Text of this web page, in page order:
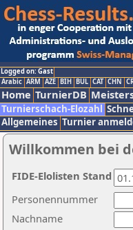
Logged on: Gast
Arabic ARM AZE BIH BUL CAT CHN
Home TurnierDB
Turnierschach-Elozahl
Allgemeines Turnier
Willkommen bei
Nachname
Personennummer
FIDE-Elolisten Stand